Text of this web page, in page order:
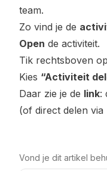
team.
Zo vind je de
Open de activiteit.
Tik rechtsboven
Kies “Activiteit
Daar zie je de link:
(of direct delen via
Vond je dit artikel